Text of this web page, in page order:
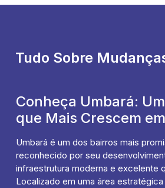
Tudo Sobre
Conheça Umbará:
que Mais Crescem
Umbará é um dos bairros mais
reconhecido por seu
infraestrutura moderna e excelente
Localizado em uma área